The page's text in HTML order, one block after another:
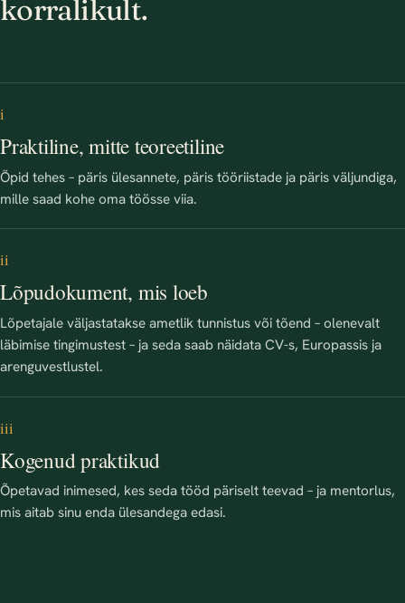
korralikult.
i
Praktiline, mitte teoreetiline
Õpid tehes – päris ülesannete, päris tööriistade ja päris väljundiga,
mille saad kohe oma töösse viia.
ii
Lõpudokument, mis loeb
Lõpetajale väljastatakse ametlik tunnistus või tõend – olenevalt
läbimise tingimustest – ja seda saab näidata CV-s, Europassis ja
arenguvestlustel.
iii
Kogenud praktikud
Õpetavad inimesed, kes seda tööd päriselt teevad – ja mentorlus,
mis aitab sinu enda ülesandega edasi.